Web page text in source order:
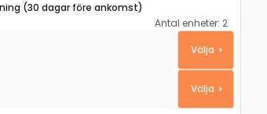
(30 dagar före ankomst)
Antal enheter: 2
A-26125-a
Välja
Välja